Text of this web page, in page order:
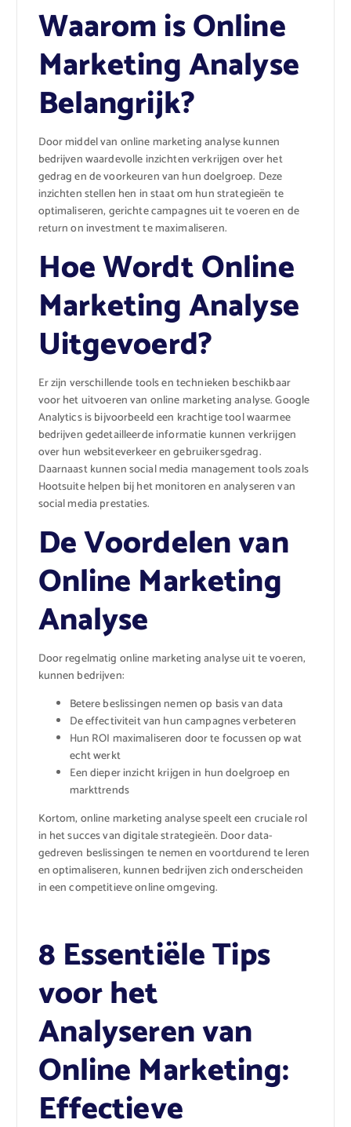
Waarom is Online
Marketing Analyse
Belangrijk?
Door middel van online marketing analyse kunnen
bedrijven waardevolle inzichten verkrijgen over het
gedrag en de voorkeuren van hun doelgroep. Deze
inzichten stellen hen in staat om hun strategieën te
optimaliseren, gerichte campagnes uit te voeren en de
return on investment te maximaliseren.
Hoe Wordt Online
Marketing Analyse
Uitgevoerd?
Er zijn verschillende tools en technieken beschikbaar
voor het uitvoeren van online marketing analyse. Google
Analytics is bijvoorbeeld een krachtige tool waarmee
bedrijven gedetailleerde informatie kunnen verkrijgen
over hun websiteverkeer en gebruikersgedrag.
Daarnaast kunnen social media management tools zoals
Hootsuite helpen bij het monitoren en analyseren van
social media prestaties.
De Voordelen van
Online Marketing
Analyse
Door regelmatig online marketing analyse uit te voeren,
kunnen bedrijven:
Betere beslissingen nemen op basis van data
De effectiviteit van hun campagnes verbeteren
Hun ROI maximaliseren door te focussen op wat
echt werkt
Een dieper inzicht krijgen in hun doelgroep en
markttrends
Kortom, online marketing analyse speelt een cruciale rol
in het succes van digitale strategieën. Door data-
gedreven beslissingen te nemen en voortdurend te leren
en optimaliseren, kunnen bedrijven zich onderscheiden
in een competitieve online omgeving.
8 Essentiële Tips
voor het
Analyseren van
Online Marketing:
Effectieve